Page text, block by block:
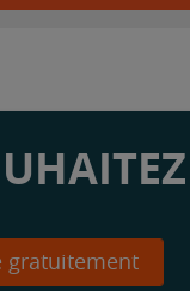
gratuitement